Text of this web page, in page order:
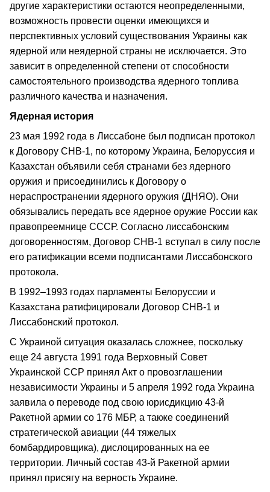
другие характеристики остаются неопределенными,
возможность провести оценки имеющихся и
перспективных условий существования Украины как
ядерной или неядерной страны не исключается. Это
зависит в определенной степени от способности
самостоятельного производства ядерного топлива
различного качества и назначения.
Ядерная история
23 мая 1992 года в Лиссабоне был подписан протокол
к Договору СНВ-1, по которому Украина, Белоруссия и
Казахстан объявили себя странами без ядерного
оружия и присоединились к Договору о
нераспространении ядерного оружия (ДНЯО). Они
обязывались передать все ядерное оружие России как
правопреемнице СССР. Согласно лиссабонским
договоренностям, Договор СНВ-1 вступал в силу после
его ратификации всеми подписантами Лиссабонского
протокола.
В 1992–1993 годах парламенты Белоруссии и
Казахстана ратифицировали Договор СНВ-1 и
Лиссабонский протокол.
С Украиной ситуация оказалась сложнее, поскольку
еще 24 августа 1991 года Верховный Совет
Украинской ССР принял Акт о провозглашении
независимости Украины и 5 апреля 1992 года Украина
заявила о переводе под свою юрисдикцию 43-й
Ракетной армии со 176 МБР, а также соединений
стратегической авиации (44 тяжелых
бомбардировщика), дислоцированных на ее
территории. Личный состав 43-й Ракетной армии
принял присягу на верность Украине.